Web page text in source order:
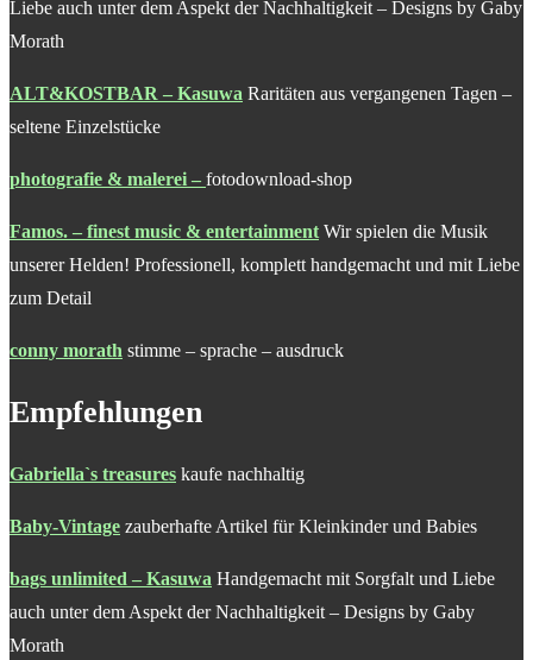
Liebe auch unter dem Aspekt der Nachhaltigkeit – Designs by Gaby
Morath
ALT&KOSTBAR – Kasuwa Raritäten aus vergangenen Tagen –
seltene Einzelstücke
photografie & malerei – fotodownload-shop
Famos. – finest music & entertainmentWir spielen die Musik
unserer Helden! Professionell, komplett handgemacht und mit Liebe
zum Detail
conny morath stimme – sprache – ausdruck
Empfehlungen
Gabriella`s treasures kaufe nachhaltig
Baby-Vintage zauberhafte Artikel für Kleinkinder und Babies
bags unlimited – Kasuwa Handgemacht mit Sorgfalt und Liebe
auch unter dem Aspekt der Nachhaltigkeit – Designs by Gaby
Morath